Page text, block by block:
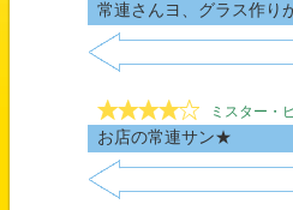
常連さんヨ、グラス作り
ミスター・
お店の常連サン★